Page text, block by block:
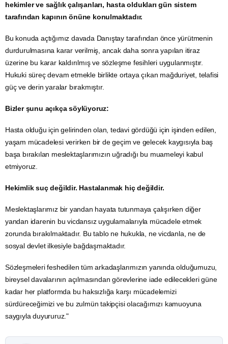
hekimler ve sağlık çalışanları, hasta oldukları gün sistem
tarafından kapının önüne konulmaktadır.
Bu konuda açtığımız davada Danıştay tarafından önce yürütmenin
durdurulmasına karar verilmiş, ancak daha sonra yapılan itiraz
üzerine bu karar kaldırılmış ve sözleşme fesihleri uygulanmıştır.
Hukuki süreç devam etmekle birlikte ortaya çıkan mağduriyet, telafisi
güç ve derin yaralar bırakmıştır.
Bizler şunu açıkça söylüyoruz:
Hasta olduğu için gelirinden olan, tedavi gördüğü için işinden edilen,
yaşam mücadelesi verirken bir de geçim ve gelecek kaygısıyla baş
başa bırakılan meslektaşlarımızın uğradığı bu muameleyi kabul
etmiyoruz.
Hekimlik suç değildir. Hastalanmak hiç değildir.
Meslektaşlarımız bir yandan hayata tutunmaya çalışırken diğer
yandan idarenin bu vicdansız uygulamalarıyla mücadele etmek
zorunda bırakılmaktadır. Bu tablo ne hukukla, ne vicdanla, ne de
sosyal devlet ilkesiyle bağdaşmaktadır.
Sözleşmeleri feshedilen tüm arkadaşlarımızın yanında olduğumuzu,
bireysel davalarının açılmasından görevlerine iade edilecekleri güne
kadar her platformda bu haksızlığa karşı mücadelemizi
sürdüreceğimizi ve bu zulmün takipçisi olacağımızı kamuoyuna
saygıyla duyururuz."